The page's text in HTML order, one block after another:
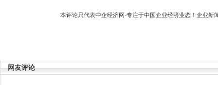
本评论只代表中企经济网-专注于中国企业经济业态！企业
网友评论